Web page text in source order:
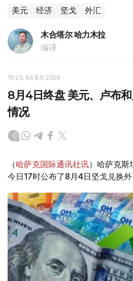
美元 经济 坚戈 外汇
木合塔尔 哈力木拉
编译
19:23, 04 8月 2026
8月4日终盘 美元、卢布
情况
（哈萨克国际通讯社讯）哈萨克斯
今日17时公布了8月4日坚戈兑换外